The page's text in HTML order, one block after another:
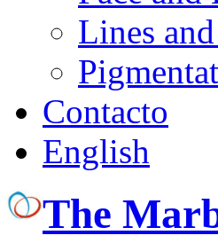
Lines
Contacto
English
The